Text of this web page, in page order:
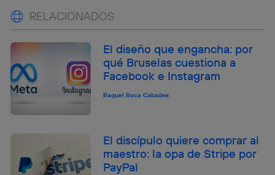
RELACIONADOS
El diseño que engancha: por
qué Bruselas cuestiona a
Facebook e Instagram
Raquel Roca Cabades
El discípulo quiere comprar al
maestro: la opa de Stripe por
PayPal